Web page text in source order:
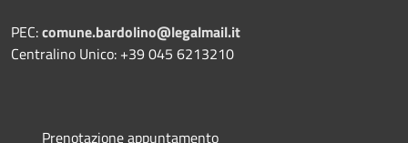
PEC:comune.bardolino@legalmail.it
Centralino Unico: +39 045 6213210
Prenotazione appuntamento